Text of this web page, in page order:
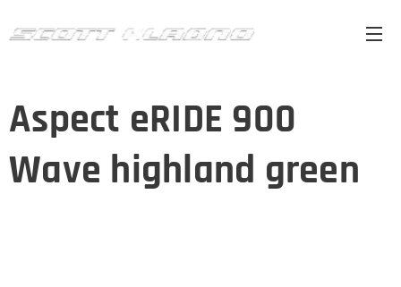
Aspect eRIDE 900
Wave highland green